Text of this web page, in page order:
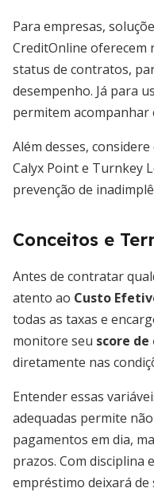
Para empresas,
CreditOnline
status de contratos,
desempenho. Já para
permitem
Além desses,
Calyx Point e Turnkey
prevenção de
Conceitos e
Antes de contratar
atento ao Custo
todas as taxas e
monitore seu score
diretamente nas
Entender essas
adequadas permite
pagamentos em dia,
prazos. Com disciplina
empréstimo deixará